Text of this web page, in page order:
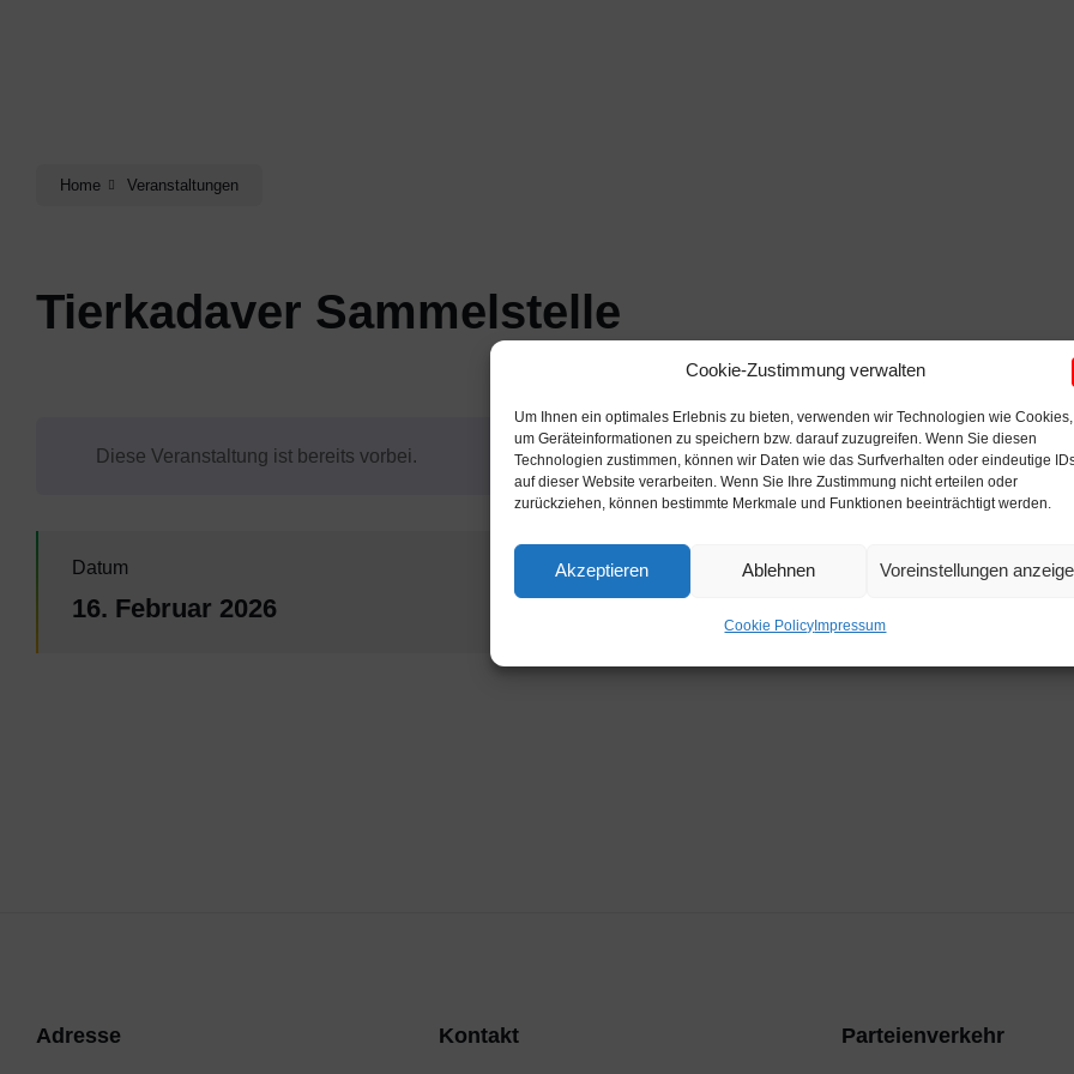
Cookie-Zustimmung verwalten
Um Ihnen ein optimales Erlebnis zu bieten, verwenden wir Technologien wie Cookies,
um Geräteinformationen zu speichern bzw. darauf zuzugreifen. Wenn Sie diesen
Technologien zustimmen, können wir Daten wie das Surfverhalten oder eindeutige
auf dieser Website verarbeiten. Wenn Sie Ihre Zustimmung nicht erteilen oder
zurückziehen, können bestimmte Merkmale und Funktionen beeinträchtigt werden.
Akzeptieren Ablehnen Voreinstellungen
Cookie PolicyImpressum
Home Veranstaltungen
Tierkadaver Sammelstelle
Diese Veranstaltung ist bereits vorbei.
Datum
16. Februar 2026
Adresse Kontakt Parteienverkehr